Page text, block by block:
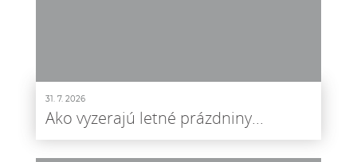
31. 7. 2026
Ako vyzerajú letné prázdniny...